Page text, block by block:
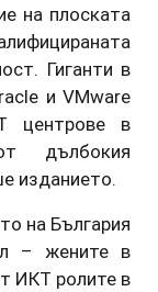
на плоската
Гиганти в
и VMware
центрове в
дълбокия
изданието.
на България
– жените в
ИКТ ролите в